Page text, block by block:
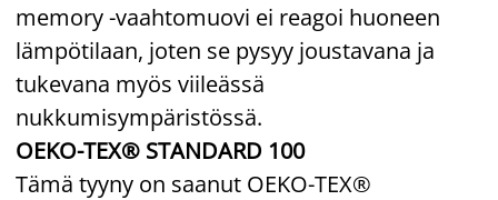
memory -vaahtomuovi ei reagoi huoneen
lämpötilaan, joten se pysyy joustavana ja
tukevana myös viileässä
nukkumisympäristössä.
OEKO-TEX® STANDARD 100
Tämä tyyny on saanut OEKO-TEX®